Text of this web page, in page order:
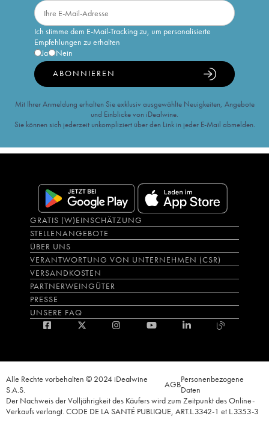
Ich stimme dem E-Mail-Tracking zu, um personalisierte
Empfehlungen zu erhalten
Ja
Nein
ABONNIEREN
Mit Ihrer Anmeldung erhalten Sie exklusiv ausgewählte Neuigkeiten, Angebote
und Einblicke von iDealwine.
Sie können sich jederzeit unkompliziert über den Link in jeder E-Mail abmelden.
GRATIS (W)EINSCHÄTZUNG
STELLENANGEBOTE
ÜBER UNS
VERANTWORTUNG VON UNTERNEHMEN (CSR)
VERSANDKOSTEN
PARTNERWEINGÜTER
PRESSE
UNSERE FAQ
Alle Rechte vorbehalten © 2024 iDealwine
S.A.S.
AGBPersonenbezogene
Daten
Der Nachweis der Volljährigkeit des Käufers wird zum Zeitpunkt des Online-
Verkaufs verlangt. CODE DE LA SANTÉ PUBLIQUE, ART.L.3342-1 et L.3353-3